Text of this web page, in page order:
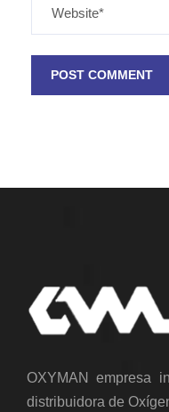
OXYMAN empresa
distribuidora de